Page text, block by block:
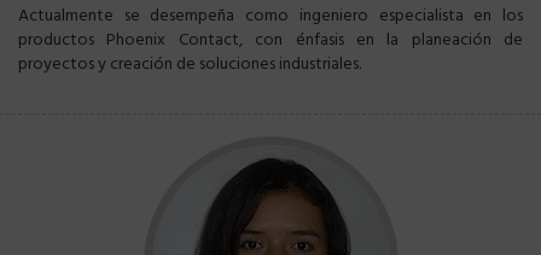
Actualmente se desempeña como ingeniero especialista en los
productos Phoenix Contact, con énfasis en la planeación de
proyectos y creación de soluciones industriales.